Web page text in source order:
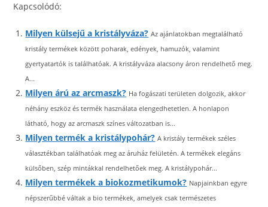
Kapcsolódó:
Milyen külsejű a kristályváza? Az ajánlatokban megtalálható
kristály termékek között poharak, edények, hamuzók, valamint
gyertyatartók is találhatóak. A kristályváza alacsony áron rendelhető meg.
A...
Milyen árú az arcmaszk? Ha fogászati területen dolgozik, akkor
néhány eszköz és termék használata elengedhetetlen. A honlapon
látható, hogy az arcmaszk színes változatban is...
Milyen termék a kristálypohár? A kristály termékek széles
választékban találhatóak meg az áruház felületén. A termékek elegáns
külsőben, szép mintákkal rendelhetőek meg. A kristálypohár...
Milyen termékek a biokozmetikumok? Napjainkban egyre
népszerűbbé váltak a bio termékek, amelyek csak természetes